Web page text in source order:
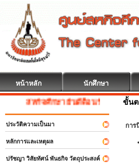
หน้าหลัก นักศึกษา
สหกิจศึกษา ยินดีต้อนรับ
ประวัติความเป็นมา
หลักการและเหตุผล
ปรัชญา วิสัยทัศน์ พันธกิจ วัตถุประสงค์
ขั้นต
การ